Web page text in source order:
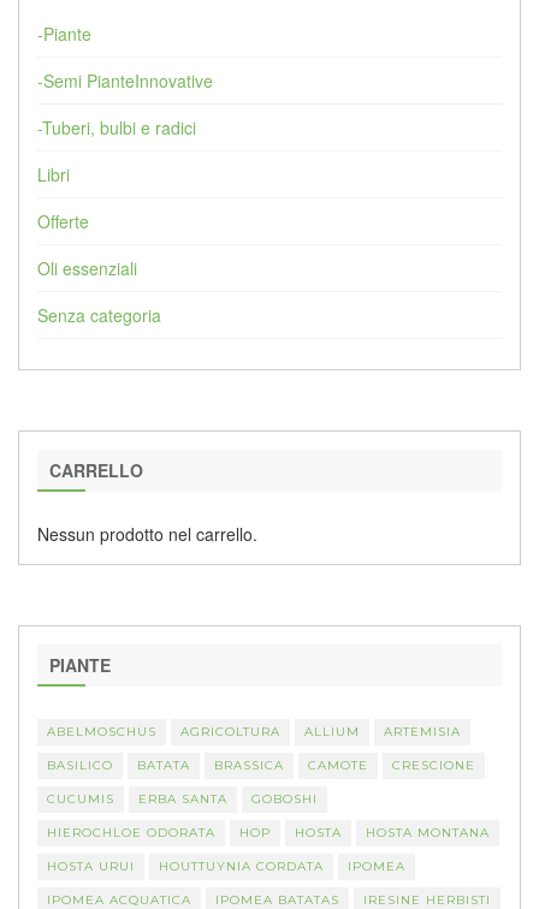
-Piante
-Semi PianteInnovative
-Tuberi, bulbi e radici
Libri
Offerte
Oli essenziali
Senza categoria
CARRELLO
Nessun prodotto nel carrello.
PIANTE
ABELMOSCHUS AGRICOLTURA ALLIUM ARTEMISIA
BASILICO BATATA BRASSICA CAMOTE CRESCIONE
CUCUMIS ERBA SANTA GOBOSHI
HIEROCHLOE ODORATA HOP HOSTA HOSTA MONTANA
HOSTA URUI HOUTTUYNIA CORDATA IPOMEA
IPOMEA ACQUATICA IPOMEA BATATAS IRESINE HERBISTI